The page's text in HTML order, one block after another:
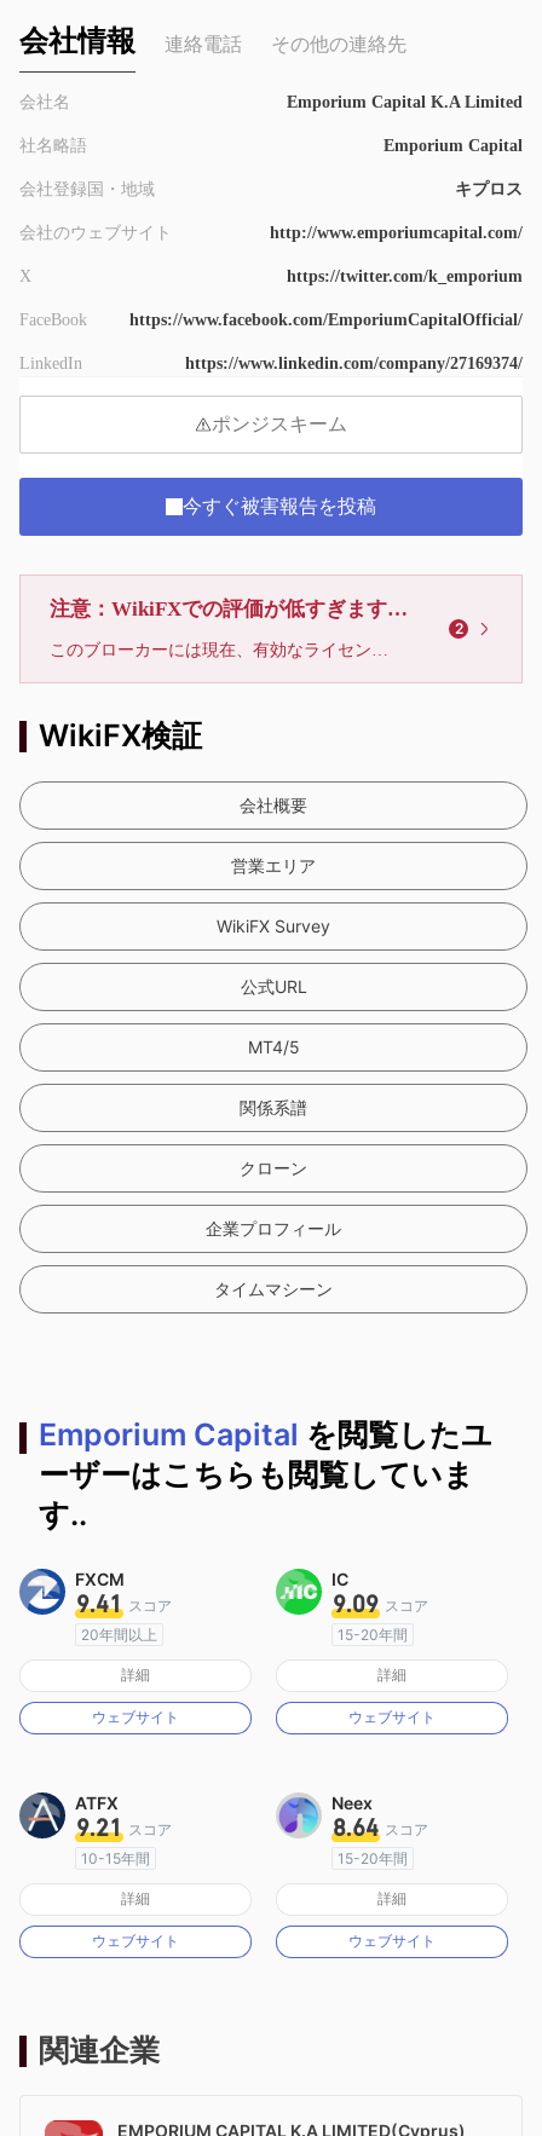
会社情報 連絡電話 その他の連絡先
会社名 Emporium Capital K.A Limited
社名略語 Emporium Capital
会社登録国・地域 キプロス
会社のウェブサイト http://www.emporiumcapital.com/
X https://twitter.com/k_emporium
FaceBook https://www.facebook.com/EmporiumCapitalOfficial/
LinkedIn https://www.linkedin.com/company/27169374/
ポンジスキーム
今すぐ被害報告を投稿
注意：WikiFXでの評価が低すぎます、利用しないでください
このブローカーには現在、有効なライセンスが確認されていません。リスクにご注意下さい！
2
WikiFX検証
会社概要
営業エリア
WikiFX Survey
公式URL
MT4/5
関係系譜
クローン
企業プロフィール
タイムマシーン
Emporium Capital を閲覧したユ
ーザーはこちらも閲覧していま
す..
FXCM
9.41 スコア
20年間以上
オーストラリア規制
マーケットメイキングライセンス（MM）
MT4フルライセンス
詳細
ウェブサイト
IC
9.09 スコア
15-20年間
オーストラリア規制
マーケットメイキングライセンス（MM）
MT4フルライセンス
詳細
ウェブサイト
ATFX
9.21 スコア
10-15年間
オーストラリア規制
マーケットメイキングライセンス（MM）
MT4フルライセンス
詳細
ウェブサイト
Neex
8.64 スコア
15-20年間
オーストラリア規制
マーケットメイキングライセンス（MM）
MT4フルライセンス
詳細
ウェブサイト
関連企業
EMPORIUM CAPITAL K.A LIMITED(Cyprus)